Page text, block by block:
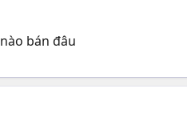
bán đâu